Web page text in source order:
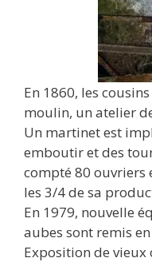
En 1860, les
moulin, un atelier
Un martinet est
emboutir et des
compté 80 ouvriers
les 3/4 de sa
En 1979, nouvelle
aubes sont remis
Exposition de